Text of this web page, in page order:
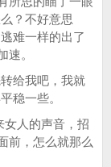
？不好意思
难一样的出了
速。
给我吧，我就
稳一些。
女人的声音，招
前，怎么就那么